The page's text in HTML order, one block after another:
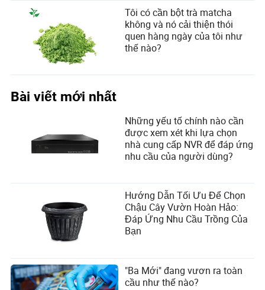
Tôi có cần bột trà matcha
không và nó cải thiện thói
quen hàng ngày của tôi như
thế nào?
Bài viết mới nhất
Những yếu tố chính nào cần
được xem xét khi lựa chọn
nhà cung cấp NVR để đáp ứng
nhu cầu của người dùng?
Hướng Dẫn Tối Ưu Để Chọn
Chậu Cây Vườn Hoàn Hảo:
Đáp Ứng Nhu Cầu Trồng Của
Bạn
"Ba Mới" đang vươn ra toàn
cầu như thế nào?